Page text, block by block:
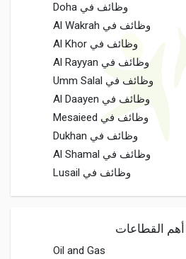
وظائف في Doha
وظائف في Al Wakrah
وظائف في Al Khor
وظائف في Al Rayyan
وظائف في Umm Salal
وظائف في Al Daayen
وظائف في Mesaieed
وظائف في Dukhan
وظائف في Al Shamal
وظائف في Lusail
أهم القطاعات
Oil and Gas